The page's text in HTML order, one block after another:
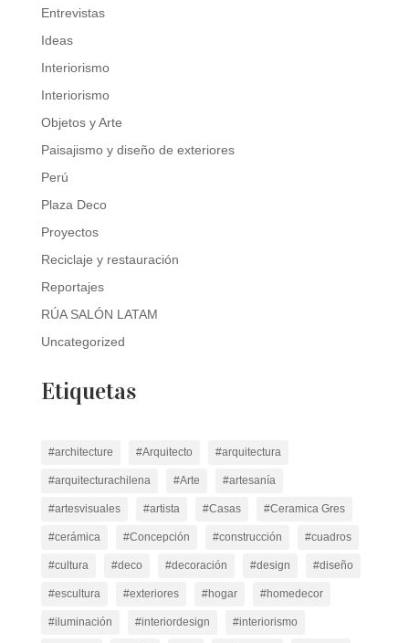
Entrevistas
Ideas
Interiorismo
Interiorismo
Objetos y Arte
Paisajismo y diseño de exteriores
Perú
Plaza Deco
Proyectos
Reciclaje y restauración
Reportajes
RÚA SALÓN LATAM
Uncategorized
Etiquetas
#architecture #Arquitecto #arquitectura
#arquitecturachilena #Arte #artesanía
#artesvisuales #artista #Casas #Ceramica Gres
#cerámica #Concepción #construcción #cuadros
#cultura #deco #decoración #design #diseño
#escultura #exteriores #hogar #homedecor
#iluminación #interiordesign #interiorismo